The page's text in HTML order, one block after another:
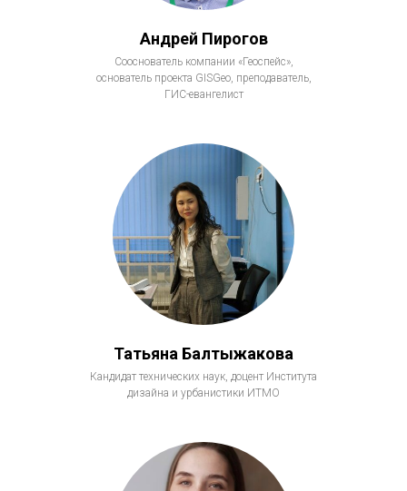
Андрей Пирогов
Сооснователь компании «Геоспейс»,
основатель проекта GISGeo, преподаватель,
ГИС-евангелист
Татьяна Балтыжакова
Кандидат технических наук, доцент Института
дизайна и урбанистики ИТМО